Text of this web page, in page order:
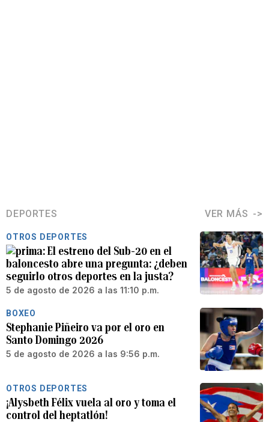
DEPORTES VER MÁS
OTROS DEPORTES
El estreno del Sub-20 en el
baloncesto abre una pregunta: ¿deben
seguirlo otros deportes en la justa?
5 de agosto de 2026 a las 11:10 p.m.
BOXEO
Stephanie Piñeiro va por el oro en
Santo Domingo 2026
5 de agosto de 2026 a las 9:56 p.m.
OTROS DEPORTES
¡Alysbeth Félix vuela al oro y toma el
control del heptatlón!